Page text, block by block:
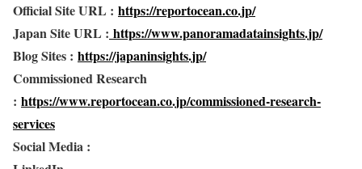
Official Site URL : https://reportocean.co.jp/
Japan Site URL : https://www.panoramadatainsights.jp/
Blog Sites : https://japaninsights.jp/
Commissioned Research
: https://www.reportocean.co.jp/commissioned-research-
services
Social Media :